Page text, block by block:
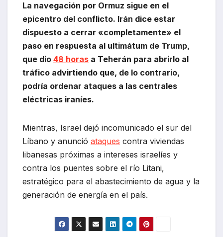
La navegación por Ormuz sigue en el
epicentro del conflicto. Irán dice estar
dispuesto a cerrar «completamente» el
paso en respuesta al ultimátum de Trump,
que dio 48 horas a Teherán para abrirlo al
tráfico advirtiendo que, de lo contrario,
podría ordenar ataques a las centrales
eléctricas iraníes.
Mientras, Israel dejó incomunicado el sur del
Líbano y anunció ataques contra viviendas
libanesas próximas a intereses israelíes y
contra los puentes sobre el río Litani,
estratégico para el abastecimiento de agua y la
generación de energía en el país.